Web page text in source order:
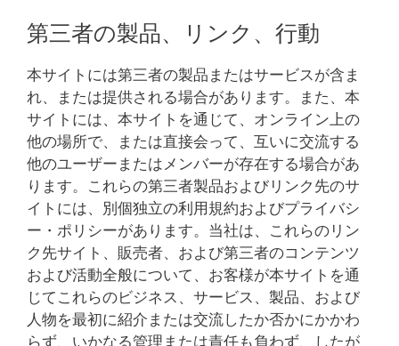
第三者の製品、リンク、行動
本サイトには第三者の製品またはサービスが含ま
れ、または提供される場合があります。また、本
サイトには、本サイトを通じて、オンライン上の
他の場所で、または直接会って、互いに交流する
他のユーザーまたはメンバーが存在する場合があ
ります。これらの第三者製品およびリンク先のサ
イトには、別個独立の利用規約およびプライバシ
ー・ポリシーがあります。当社は、これらのリン
ク先サイト、販売者、および第三者のコンテンツ
および活動全般について、お客様が本サイトを通
じてこれらのビジネス、サービス、製品、および
人物を最初に紹介または交流したか否かにかかわ
らず、いかなる管理または責任も負わず、したが